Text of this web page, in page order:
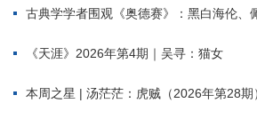
古典学学者围观《奥德赛》：黑白海伦、佩涅
《天涯》2026年第4期｜吴寻：猫女
本周之星 | 汤茫茫：虎贼（2026年第28期